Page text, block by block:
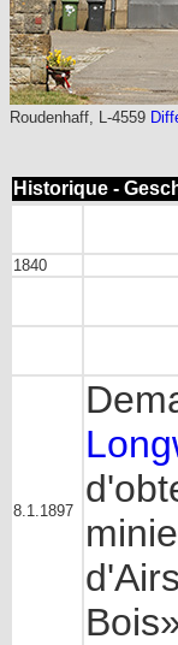
Roudenhaff, L-4559
Historique -
1840
8.1.1897